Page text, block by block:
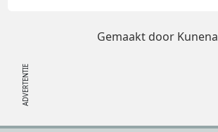
Gemaakt door Kunena